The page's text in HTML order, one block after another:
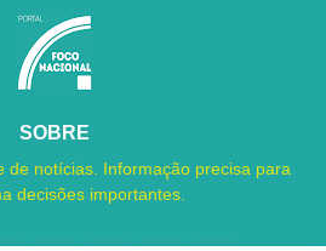
SOBRE
de notícias. Informação precisa para
decisões importantes.